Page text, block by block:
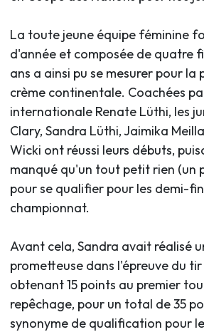
La toute jeune équipe féminine
d'année et composée de quatre
ans a ainsi pu se mesurer pour la
crème continentale. Coachées
internationale Renate Lüthi, les
Clary, Sandra Lüthi, Jaimika
Wicki ont réussi leurs débuts,
manqué qu'un tout petit rien (un
pour se qualifier pour les demi-
championnat.
Avant cela, Sandra avait réalisé
prometteuse dans l'épreuve du
obtenant 15 points au premier
repêchage, pour un total de 35
synonyme de qualification pour